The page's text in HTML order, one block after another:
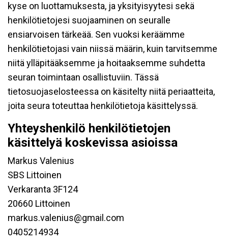
kyse on luottamuksesta, ja yksityisyytesi sekä
henkilötietojesi suojaaminen on seuralle
ensiarvoisen tärkeää. Sen vuoksi keräämme
henkilötietojasi vain niissä määrin, kuin tarvitsemme
niitä ylläpitääksemme ja hoitaaksemme suhdetta
seuran toimintaan osallistuviin. Tässä
tietosuojaselosteessa on käsitelty niitä periaatteita,
joita seura toteuttaa henkilötietoja käsittelyssä.
Yhteyshenkilö henkilötietojen
käsittelyä koskevissa asioissa
Markus Valenius
SBS Littoinen
Verkaranta 3F124
20660 Littoinen
markus.valenius@gmail.com
0405214934